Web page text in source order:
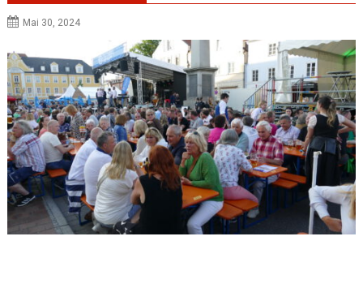
Mai 30, 2024